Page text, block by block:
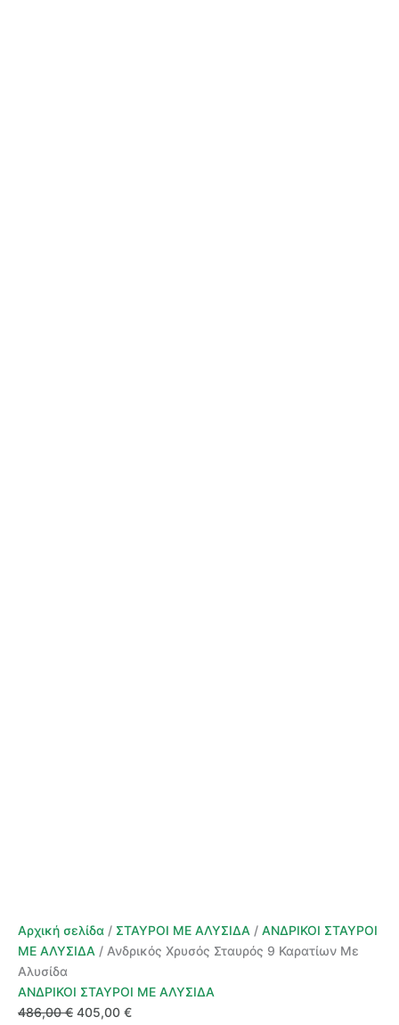
Αρχική σελίδα / ΣΤΑΥΡΟΙ ΜΕ ΑΛΥΣΙΔΑ / ΑΝΔΡΙΚΟΙ ΣΤΑΥΡΟΙ
ΜΕ ΑΛΥΣΙΔΑ / Ανδρικός Χρυσός Σταυρός 9 Καρατίων Με
Αλυσίδα
ΑΝΔΡΙΚΟΙ ΣΤΑΥΡΟΙ ΜΕ ΑΛΥΣΙΔΑ
486,00€ Original
405,00 €Η